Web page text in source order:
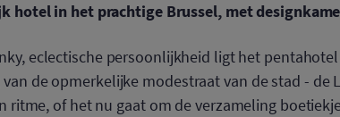
hotel in het prachtige Brussel, met
eclectische persoonlijkheid ligt het
de opmerkelijke modestraat van de stad - de
ritme, of het nu gaat om de verzameling